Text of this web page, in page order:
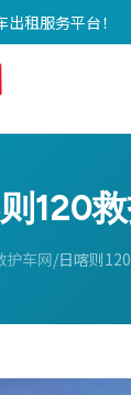
租服务平台！
120
护车网 日喀则